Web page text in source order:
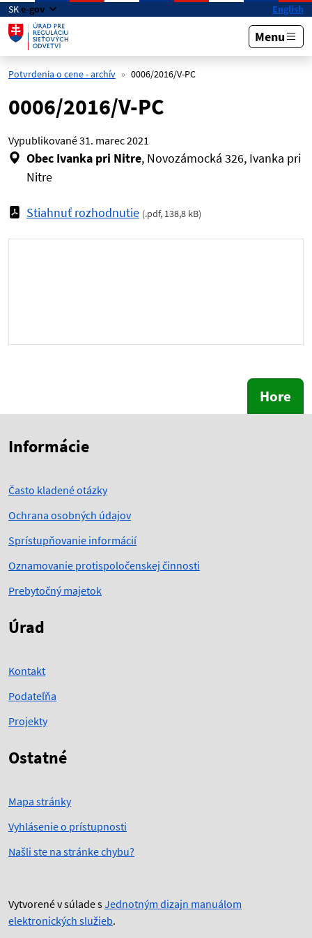
Preskočiť na hlavný obsah
SKe-gov English
Menu
Potvrdenia o cene - archív 0006/2016/V-PC
0006/2016/V-PC
Vypublikované31. marec 2021
Obec Ivanka pri Nitre, Novozámocká 326, Ivanka pri
Nitre
Stiahnuť rozhodnutie (.pdf, 138,8 kB)
Hore
Informácie
Často kladené otázky
Ochrana osobných údajov
Sprístupňovanie informácií
Oznamovanie protispoločenskej činnosti
Prebytočný majetok
Úrad
Kontakt
Podateľňa
Projekty
Ostatné
Mapa stránky
Vyhlásenie o prístupnosti
Našli ste na stránke chybu?
Vytvorené v súlade sJednotným dizajn manuálom
elektronických služieb.